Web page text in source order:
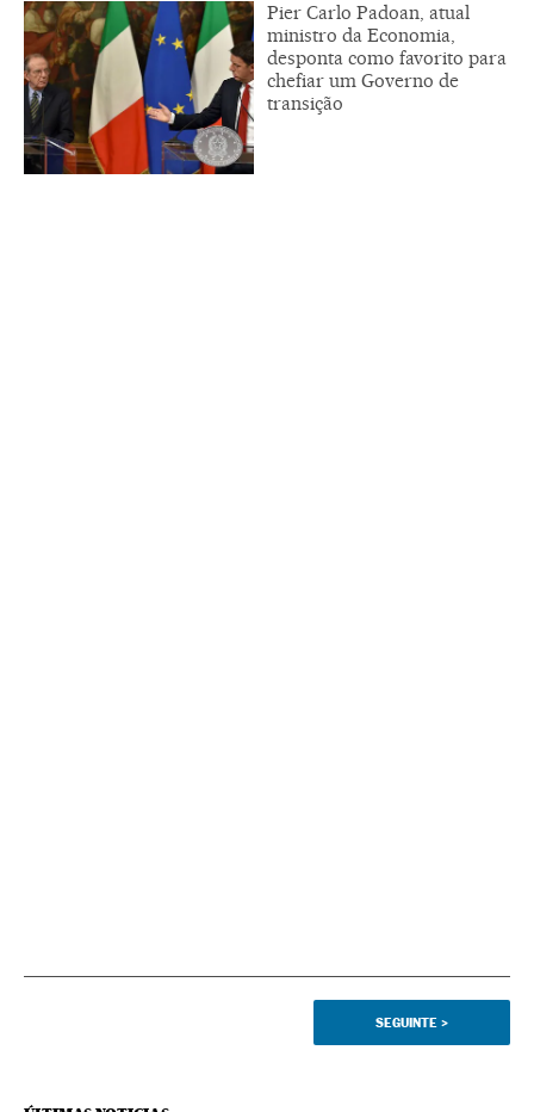
Pier Carlo Padoan, atual
ministro da Economia,
desponta como favorito para
chefiar um Governo de
transição
SEGUINTE >